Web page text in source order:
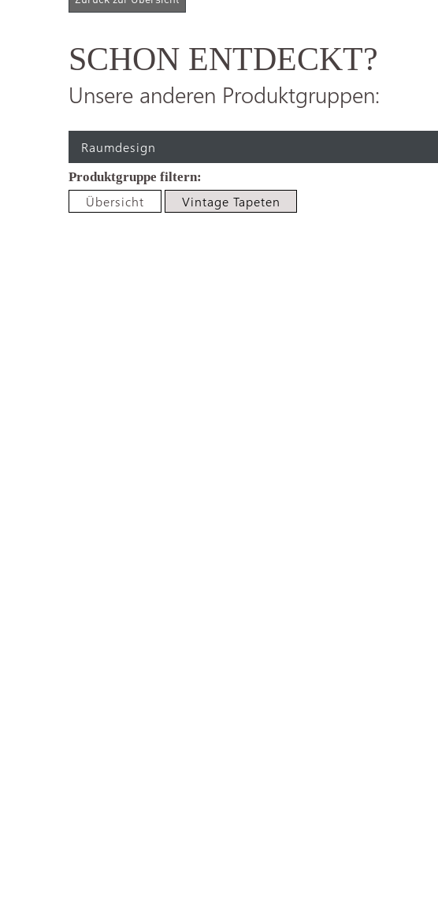
SCHON ENTDECKT?
Unsere anderen Produktgruppen:
Raumdesign
Übersicht Vintage Tapeten